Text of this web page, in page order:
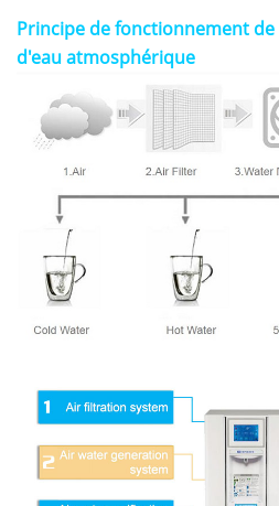
Principe de fonctionnement de
d'eau atmosphérique